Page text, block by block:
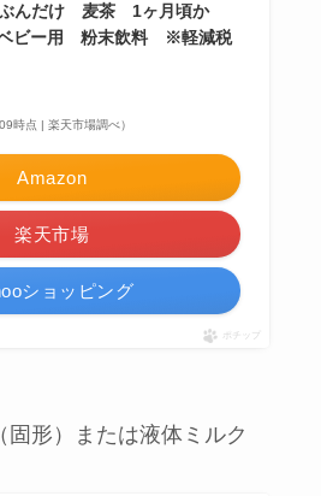
んだけ 麦茶 1ヶ月頃か
ビー用 粉末飲料 ※軽減税
時点 | 楽天市場調べ）
Amazon
楽天市場
ショッピング
ポチップ
固形）または液体ミルク